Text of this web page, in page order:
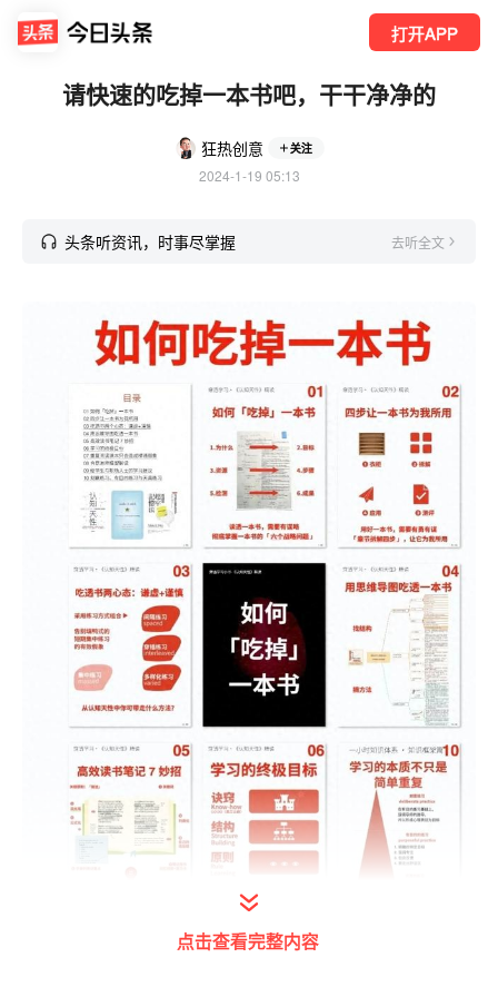
打开APP
请快速的吃掉一本书吧，干干净净的
狂热创意 关注
2024-1-19 05:13
头条听资讯，时事尽掌握 去听全文
打开今日头条查看图片详情
点击查看完整内容